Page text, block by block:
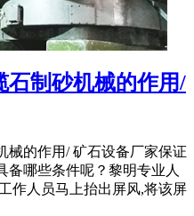
石制砂机械的作用/
械的作用/ 矿石设备厂家保证
备哪些条件呢？黎明专业人
作人员马上抬出屏风,将该屏